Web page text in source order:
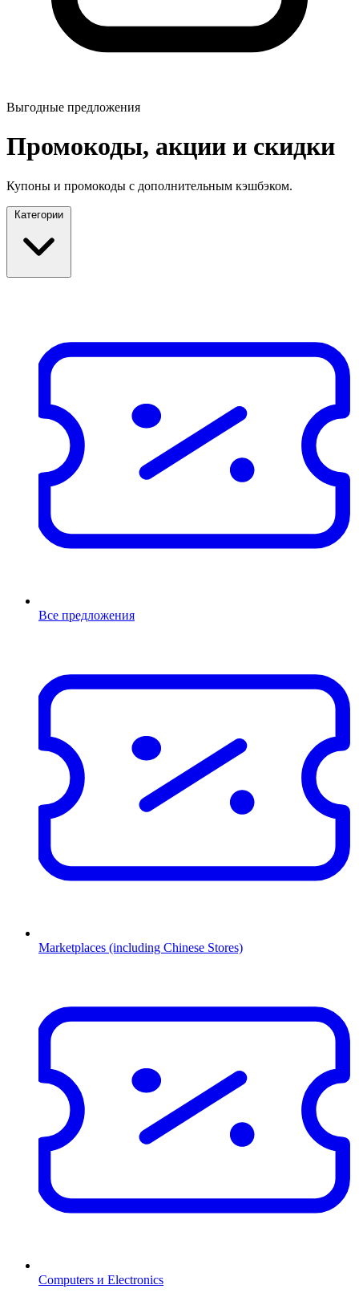
Выгодные предложения
Промокоды, акции и скидки
Купоны и промокоды с дополнительным кэшбэком.
Категории
Все предложения
Marketplaces (including Chinese Stores)
Computers и Electronics